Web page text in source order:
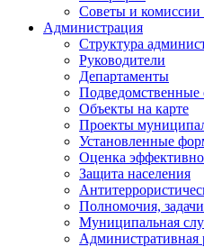
Советы и комиссии
Администрация
Структура
Руководители
Департаменты
Подведомственные
Объекты на карте
Проекты
Установленные
Оценка
Защита населения
Полномочия,
Муниципальная
Административная